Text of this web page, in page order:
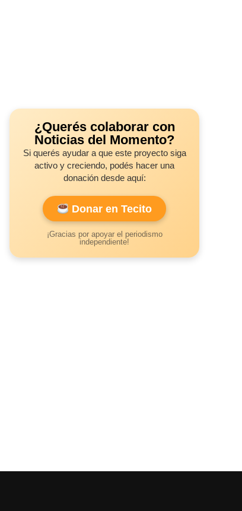
¿Querés colaborar con
Noticias del Momento?
Si querés ayudar a que este proyecto siga
activo y creciendo, podés hacer una
donación desde aquí:
Donar en Tecito
¡Gracias por apoyar el periodismo
independiente!